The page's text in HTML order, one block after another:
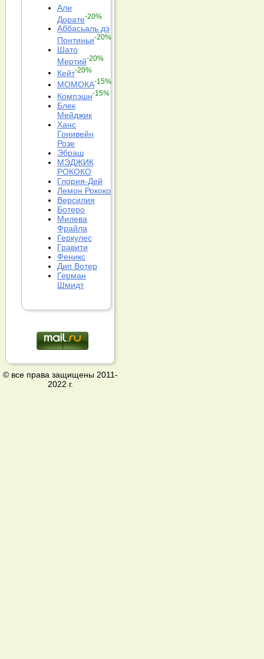
Али
Дорате-20%
Аббасьаль дэ
Понтиньи-20%
Шато
Мертий-20%
Кейт-20%
МОМОКА-15%
Компэшн-15%
Блек
Мейджик
Ханс
Гонивейн
Розе
Эбраш
МЭДЖИК
РОКОКО
Глория-Дей
Лемон Рококо
Версилия
Ботеро
Милева
Фрайла
Геркулес
Гравити
Феникс
Дип Вотер
Герман
Шмидт
© все права защищены 2011-
2022 г.